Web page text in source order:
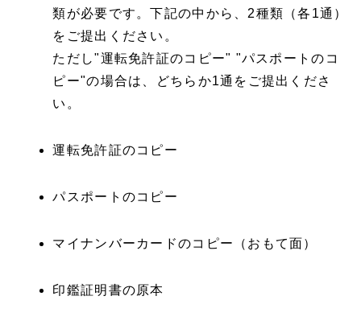
類が必要です。下記の中から、2種類（各1通）
をご提出ください。
ただし"運転免許証のコピー" "パスポートのコ
ピー"の場合は、どちらか1通をご提出くださ
い。
運転免許証のコピー
パスポートのコピー
マイナンバーカードのコピー（おもて面）
印鑑証明書の原本